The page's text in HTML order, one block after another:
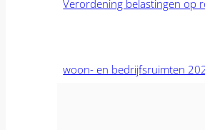
Verordening belastingen op
woon- en bedrijfsruimten